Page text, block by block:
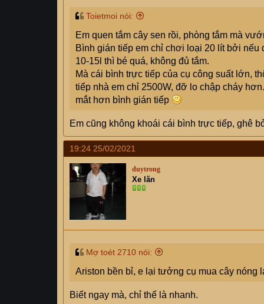
Toietmoi nói:
Em quen tắm cây sen rồi, phòng tắm mà
Bình gián tiếp em chỉ chơi loại 20 lít bởi
10-15l thì bé quá, không đủ tắm.
Mà cái bình trực tiếp của cụ công suất lớn,
tiếp nhà em chỉ 2500W, đỡ lo chập cháy
mắt hơn bình gián tiếp
Em cũng không khoái cái bình trực tiếp, ghê
19:24 25/02/2021
duytrong
Xe lăn
Mợ toét 2710 nói:
Ariston bền bỉ, e lại tưởng cụ mua cây nóng
Biết ngay mà, chỉ thế là nhanh.